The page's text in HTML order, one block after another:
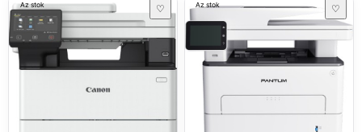
Az stok ♡ Az stok ♡